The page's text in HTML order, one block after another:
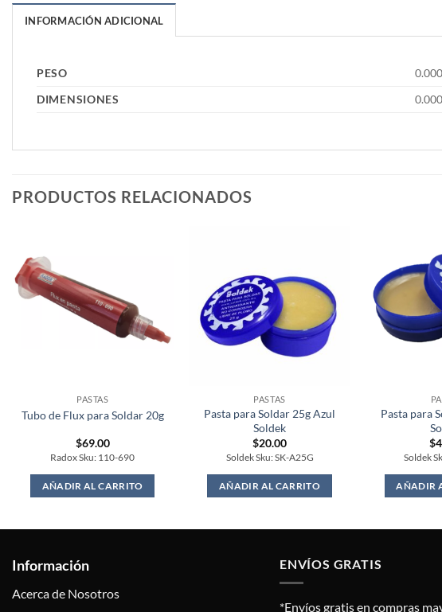
INFORMACIÓN ADICIONAL
PESO
DIMENSIONES
PRODUCTOS RELACIONADOS
PASTAS
Tubo de Flux para Soldar 20g
$69.00
Radox Sku: 110-690
AÑADIR AL CARRITO
PASTAS
Pasta para Soldar 25g Azul
Soldek
$20.00
Soldek Sku: SK-A25G
AÑADIR AL CARRITO
Pasta para
$
Soldek
AÑADIR
Información
Acerca de Nosotros
ENVÍOS GRATIS
*Envíos gratis en compras